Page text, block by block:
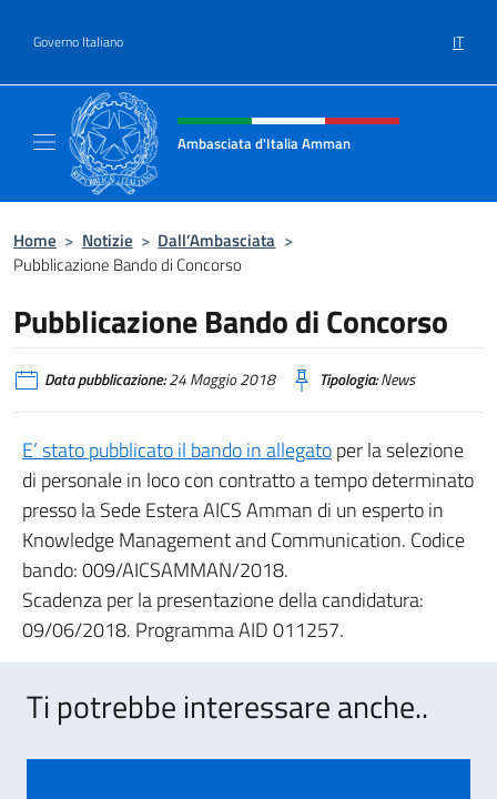
Governo Italiano IT
Intestazione sito, social e menù
Ambasciata d'Italia Amman
Home > Notizie > Dall’Ambasciata >
Pubblicazione Bando di Concorso
Pubblicazione Bando di Concorso
Data pubblicazione:24 Maggio 2018 Tipologia:News
E’ stato pubblicato il bando in allegatoper la selezione
di personale in loco con contratto a tempo determinato
presso la Sede Estera AICS Amman di un esperto in
Knowledge Management and Communication. Codice
bando: 009/AICSAMMAN/2018.
Scadenza per la presentazione della candidatura:
09/06/2018. Programma AID 011257.
Ti potrebbe interessare anche..